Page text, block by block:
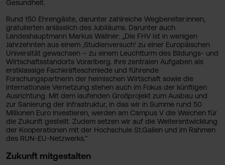
Gesundheit.
Rund 150 Ehrengäste, darunter zahlreiche Wegbereiter:innen,
gratulierten anlässlich des Jubiläums. Darunter auch
Landeshauptmann Markus Wallner: „Die FHV ist in wenigen
Jahrzehnten aus einem ‚Studienversuch‘ zu einer Europäischen
Universität gewachsen – zu einem Leuchtturm des Bildungs- und
Wirtschaftsstandorts Vorarlberg. Ihre zentralen Aufgaben als
erstklassige Fachkräfteschmiede und führende
Forschungspartnerin der heimischen Wirtschaft sowie die
internationale Vernetzung stehen auch im Fokus der künftigen
Ausrichtung. Mit dem laufenden Großprojekt zum Ausbau und
zur Sanierung der Infrastruktur, in das wir in Summe rund 50
Millionen Euro investieren, werden am Campus V die Weichen für
die Zukunft gestellt. Zudem setzen wir auf die Weiterentwicklung
der Kooperationen mit der Hochschule St.Gallen und im Rahmen
des RUN-EU-Netzwerks.”
Zukunft mitgestalten